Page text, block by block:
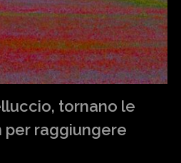
tornano le
per raggiungere